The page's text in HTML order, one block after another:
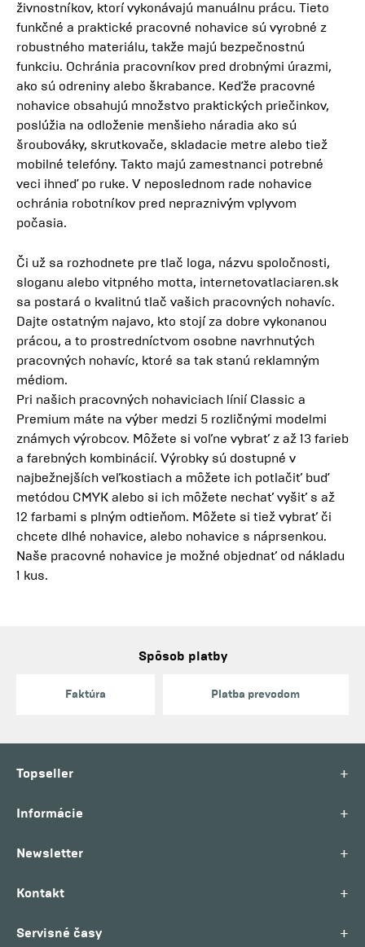
živnostníkov, ktorí vykonávajú manuálnu prácu. Tieto
funkčné a praktické pracovné nohavice sú vyrobné z
robustného materiálu, takže majú bezpečnostnú
funkciu. Ochránia pracovníkov pred drobnými úrazmi,
ako sú odreniny alebo škrabance. Keďže pracovné
nohavice obsahujú množstvo praktických priečinkov,
poslúžia na odloženie menšieho náradia ako sú
šroubováky, skrutkovače, skladacie metre alebo tiež
mobilné telefóny. Takto majú zamestnanci potrebné
veci ihneď po ruke. V neposlednom rade nohavice
ochránia robotníkov pred nepraznivým vplyvom
počasia.
Či už sa rozhodnete pre tlač loga, názvu spoločnosti,
sloganu alebo vitpného motta, internetovatlaciaren.sk
sa postará o kvalitnú tlač vašich pracovných nohavíc.
Dajte ostatným najavo, kto stojí za dobre vykonanou
prácou, a to prostredníctvom osobne navrhnutých
pracovných nohavíc, ktoré sa tak stanú reklamným
médiom.
Pri našich pracovných nohaviciach línií Classic a
Premium máte na výber medzi 5 rozličnými modelmi
známych výrobcov. Môžete si voľne vybrať z až 13 farieb
a farebných kombinácií. Výrobky sú dostupné v
najbežnejších veľkostiach a môžete ich potlačiť buď
metódou CMYK alebo si ich môžete nechať vyšiť s až
12 farbami s plným odtieňom. Môžete si tiež vybrať či
chcete dlhé nohavice, alebo nohavice s náprsenkou.
Naše pracovné nohavice je možné objednať od nákladu
1 kus.
Spôsob platby
Faktúra Platba prevodom
Topseller +
Informácie +
Newsletter +
Kontakt +
Servisné časy +